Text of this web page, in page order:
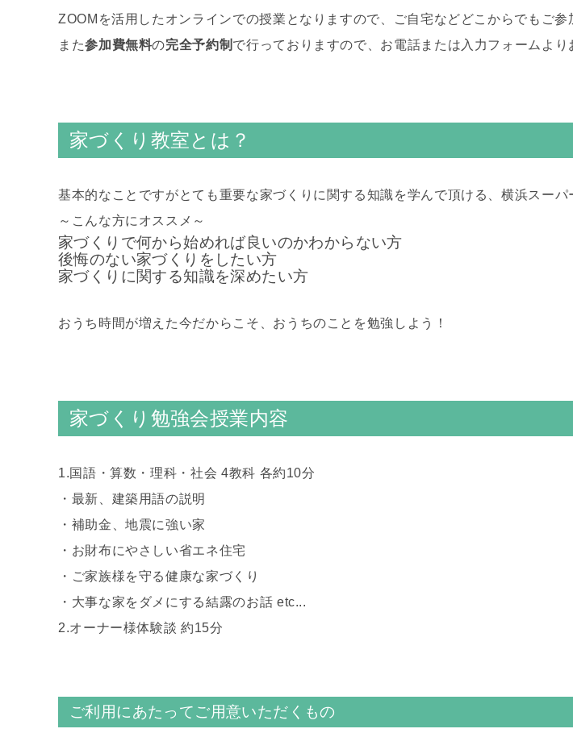
ZOOMを活用したオンラインでの授業となりますので、ご自宅などどこからでもご参
また参加費無料の完全予約制 で行っておりますので、 お電話または 入力フォーム より
家づくり教室とは？
基本的なことですがとても重要な家づくりに関する知識を学んで頂ける、横浜スー
～こんな方にオススメ～
家づくりで何から始めれば良いのかわからない方
後悔のない家づくりをしたい方
家づくりに関する知識を深めたい方
おうち時間が増えた今だからこそ、おうちのことを勉強しよう！
家づくり勉強会授業内容
1.国語・算数・理科・社会 4教科 各約10分
・最新、建築用語の説明
・補助金、地震に強い家
・お財布にやさしい省エネ住宅
・ご家族様を守る健康な家づくり
・大事な家をダメにする結露のお話 etc...
2.オーナー様体験談 約15分
ご利用にあたってご用意いただくもの